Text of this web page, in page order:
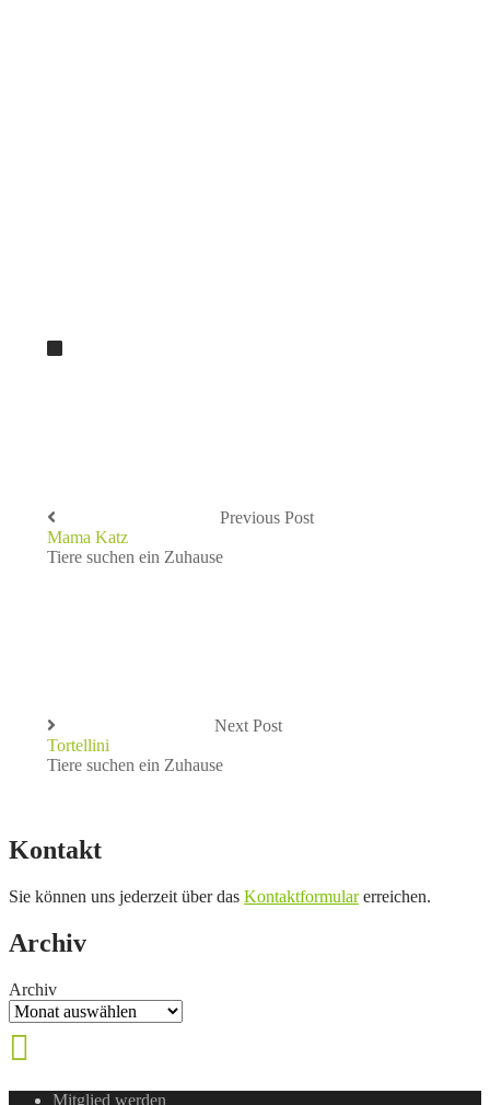
Previous Post
Mama Katz
Tiere suchen ein Zuhause
Next Post
Tortellini
Tiere suchen ein Zuhause
Kontakt
Sie können uns jederzeit über das Kontaktformularerreichen.
Archiv
Archiv
Mitglied werden